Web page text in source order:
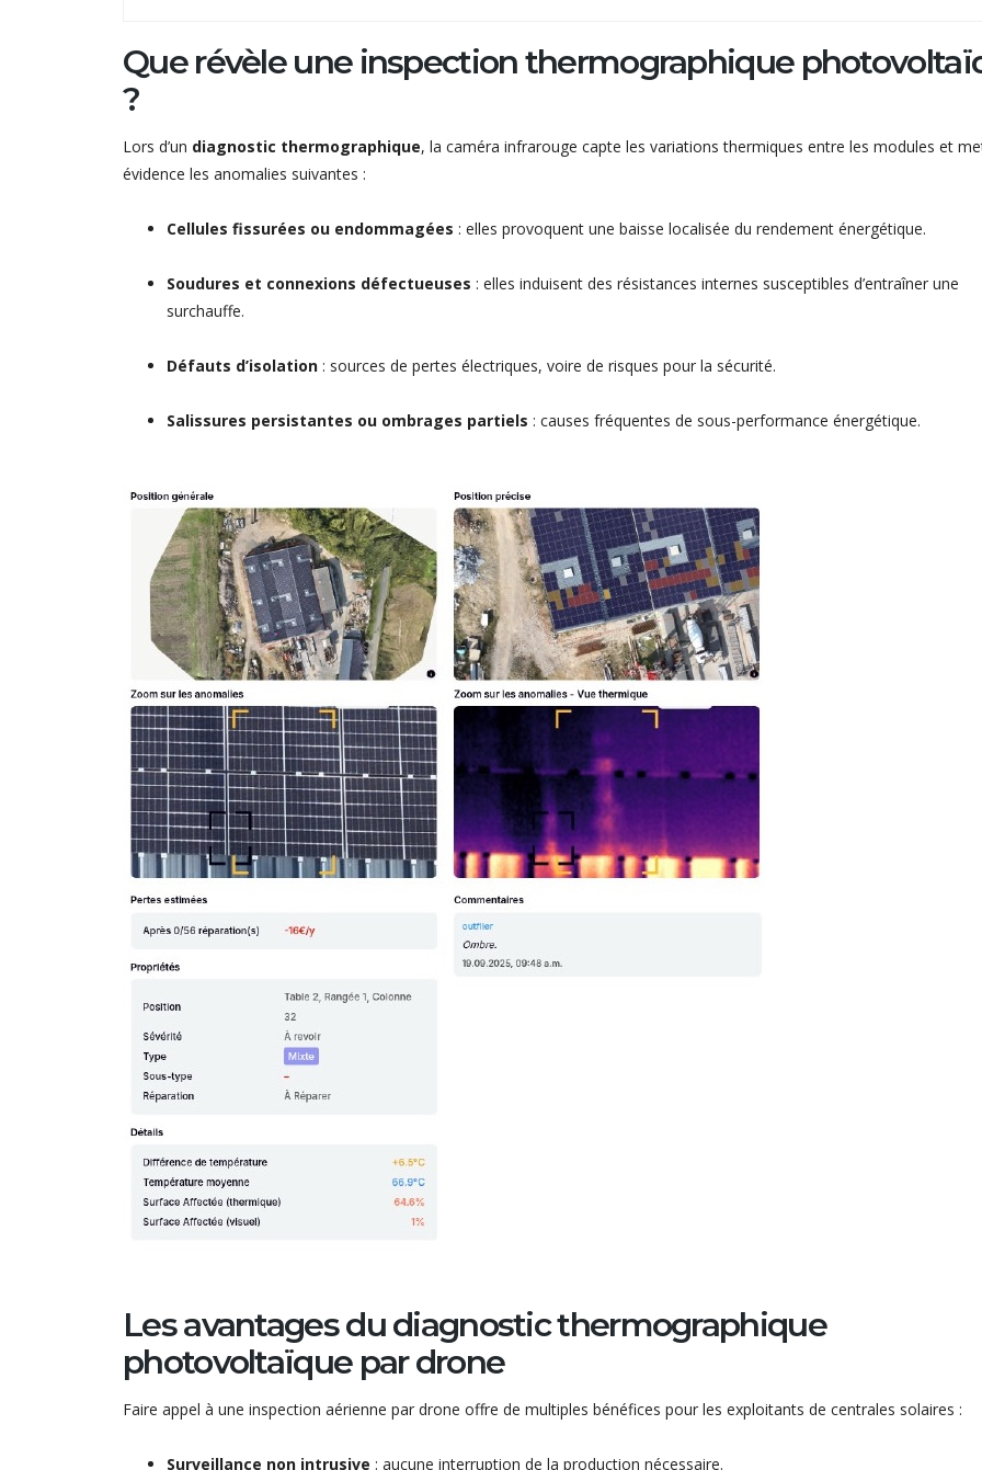
Que révèle une inspection thermographique
?
Lors d’un diagnostic thermographique, la caméra infrarouge capte les variations thermiques entre les modules et
évidence les anomalies suivantes :
Cellules fissurées ou endommagées : elles provoquent une baisse localisée du rendement énergétique.
Soudures et connexions défectueuses : elles induisent des résistances internes susceptibles d’entraîner une
surchauffe.
Défauts d’isolation : sources de pertes électriques, voire de risques pour la sécurité.
Salissures persistantes ou ombrages partiels : causes fréquentes de sous-performance énergétique.
Les avantages du diagnostic thermographique
photovoltaïque par drone
Faire appel à une inspection aérienne par drone offre de multiples bénéfices pour les exploitants de centrales solaires :
Surveillance non intrusive : aucune interruption de la production nécessaire.